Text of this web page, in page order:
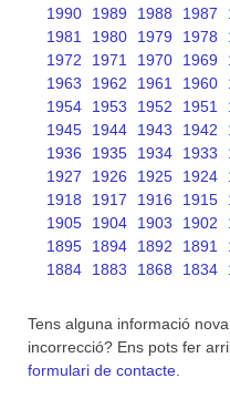
1990
1989 1988 1987
1981
1980 1979 1978
1972
1971 1970 1969
1963
1962 1961 1960
1954
1953 1952 1951
1945
1944 1943 1942
1936
1935 1934 1933
1927
1926 1925 1924
1918
1917 1916 1915
1905
1904 1903 1902
1895
1894 1892 1891
1884
1883 1868 1834
Tens alguna informació
incorrecció? Ens pots fer
formulari de contacte